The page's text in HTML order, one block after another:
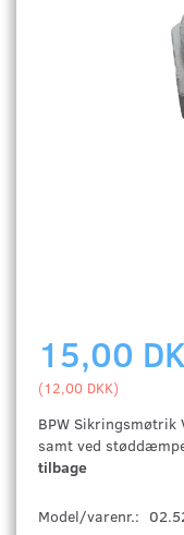
15,00
(12,00 DKK)
BPW Sikringsmøtrik
samt ved
tilbage
Model/varenr.: